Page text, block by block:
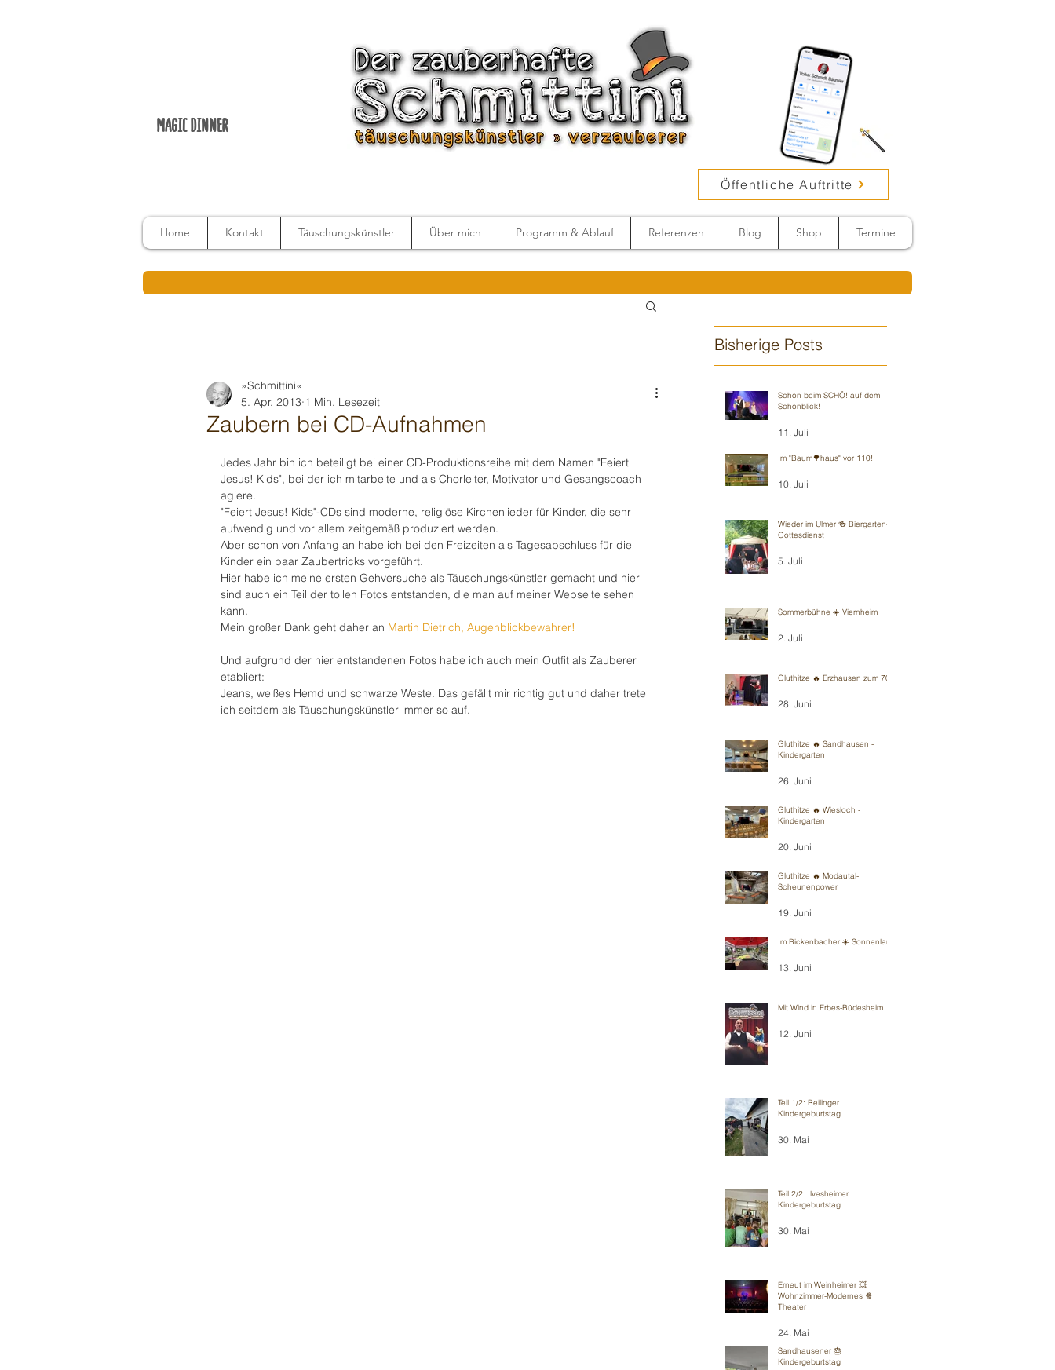
MAGIC DINNER
Öffentliche Auftritte
Home Kontakt Täuschungskünstler Über mich Programm & Ablauf Referenzen Blog Shop Termine
Zaubern bei CD-Aufnahmen
»Schmittini«
5. Apr. 2013 1 Min. Lesezeit
Jedes Jahr bin ich beteiligt bei einer CD-Produktionsreihe mit dem Namen "Feiert
Jesus! Kids", bei der ich mitarbeite und als Chorleiter, Motivator und Gesangscoach
agiere.
"Feiert Jesus! Kids"-CDs sind moderne, religiöse Kirchenlieder für Kinder, die sehr
aufwendig und vor allem zeitgemäß produziert werden.
Aber schon von Anfang an habe ich bei den Freizeiten als Tagesabschluss für die
Kinder ein paar Zaubertricks vorgeführt.
Hier habe ich meine ersten Gehversuche als Täuschungskünstler gemacht und hier
sind auch ein Teil der tollen Fotos entstanden, die man auf meiner Webseite sehen
kann.
Mein großer Dank geht daher an Martin Dietrich, Augenblickbewahrer!
Und aufgrund der hier entstandenen Fotos habe ich auch mein Outfit als Zauberer
etabliert:
Jeans, weißes Hemd und schwarze Weste. Das gefällt mir richtig gut und daher trete
ich seitdem als Täuschungskünstler immer so auf.
Bisherige Posts
Schön beim SCHÖ! auf dem
Schönblick!
11. Juli
Im "Baum🌳haus" vor 110!
10. Juli
Wieder im Ulmer 🍻 Biergarten-
Gottesdienst
5. Juli
Sommerbühne ☀️ Viernheim
2. Juli
Gluthitze 🔥 Erzhausen zum 70.
28. Juni
Gluthitze 🔥 Sandhausen -
Kindergarten
26. Juni
Gluthitze 🔥 Wiesloch -
Kindergarten
20. Juni
Gluthitze 🔥 Modautal-
Scheunenpower
19. Juni
Im Bickenbacher ☀️ Sonnenland
13. Juni
Mit Wind in Erbes-Büdesheim
12. Juni
Teil 1/2: Reilinger
Kindergeburtstag
30. Mai
Teil 2/2: Ilvesheimer
Kindergeburtstag
30. Mai
Erneut im Weinheimer 💥
Wohnzimmer-Modernes 🍿
Theater
24. Mai
Sandhausener 🎂
Kindergeburtstag